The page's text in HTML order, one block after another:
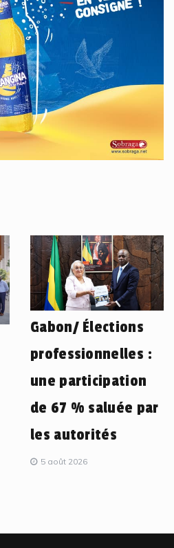
Gabon/ Élections
professionnelles :
une participation
de 67 % saluée par
les autorités
5 août 2026